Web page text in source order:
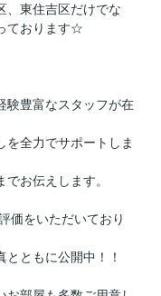
、東住吉区だけでな
ております☆
豊富なスタッフが在
を全力でサポートしま
お伝えします。
価をいただいており
とともに公開中！！